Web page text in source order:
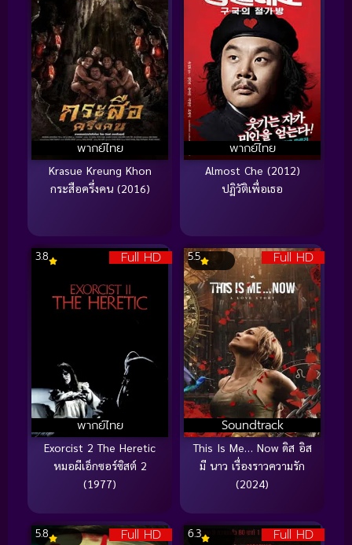
พากย์ไทย
Krasue Kreung Khon
กระสือครึ่งคน (2016)
พากย์ไทย
Almost Che (2012)
ปฏิวัติเพื่อเธอ
Full HD
พากย์ไทย
3.8
Exorcist 2 The Heretic
หมอผีเอ็กซอร์ซิสต์ 2
(1977)
Full HD
Soundtrack
5.5
This Is Me… Now ดิส อิส
มี นาว เรื่องราวความรัก
(2024)
Full HD
5.8 Full HD
6.3